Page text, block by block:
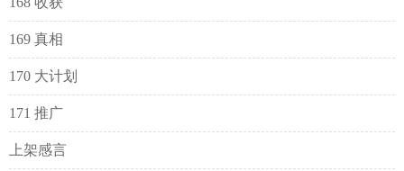
169 真相
170 大计划
171 推广
上架感言